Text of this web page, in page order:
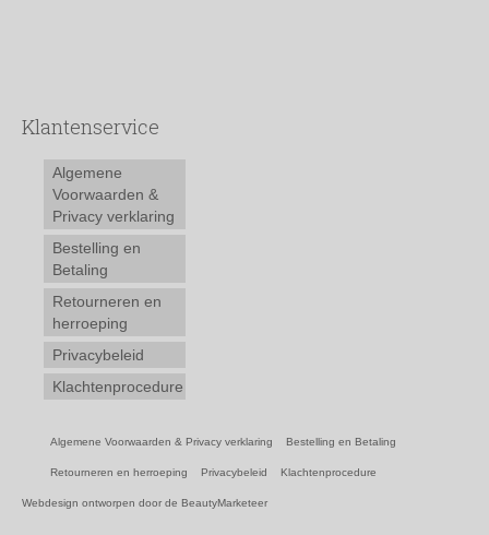
Klantenservice
Algemene
Voorwaarden &
Privacy verklaring
Bestelling en
Betaling
Retourneren en
herroeping
Privacybeleid
Klachtenprocedure
Algemene Voorwaarden & Privacy verklaring Bestelling en Betaling
Retourneren en herroeping Privacybeleid Klachtenprocedure
Webdesign ontworpen door de BeautyMarketeer